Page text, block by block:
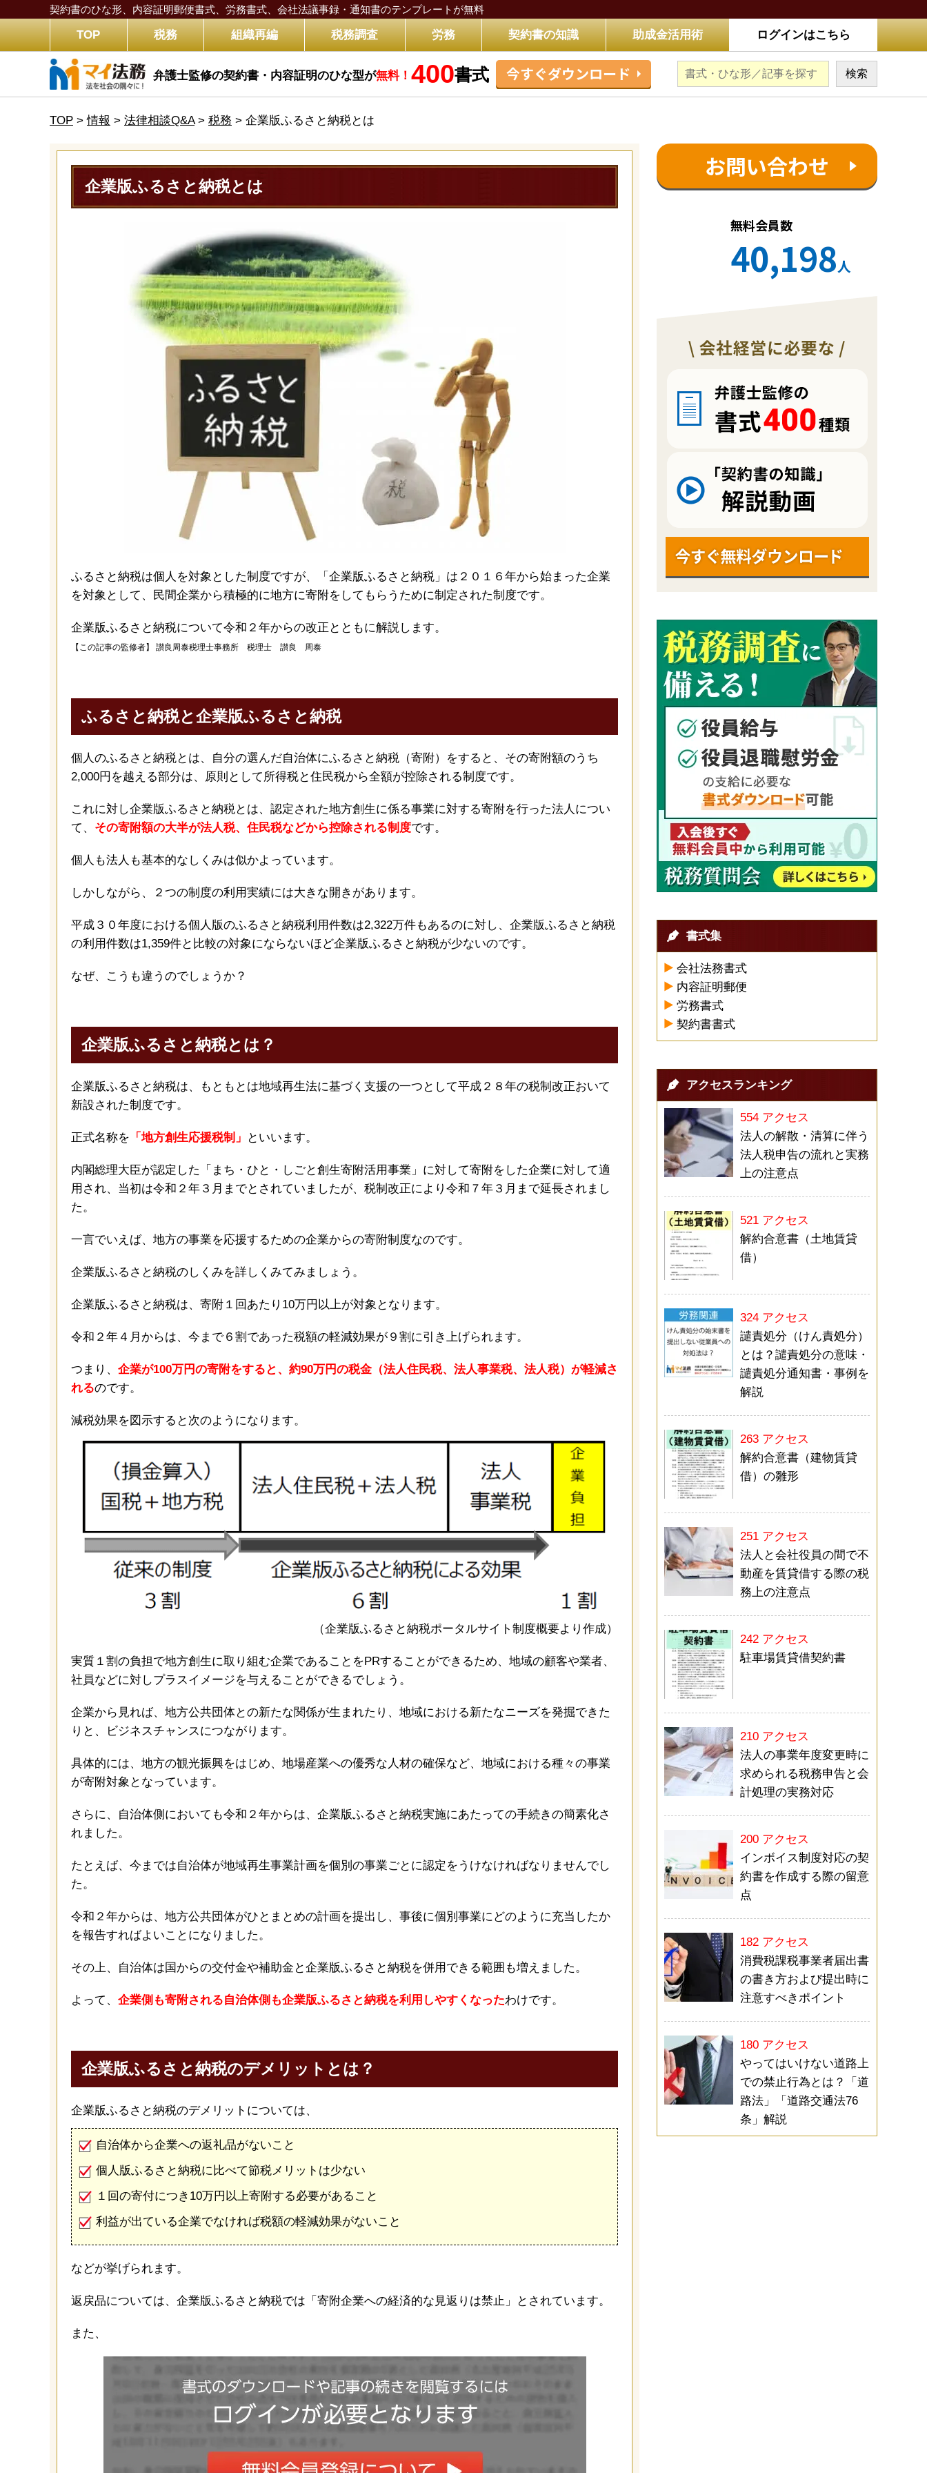
契約書のひな形、内容証明郵便書式、労務書式、 会社法議事録・通知書のテンプレートが無料
TOP 税務 組織再編 税務調査 労務 契約書の知識 助成金活用術 ログインはこちら
弁護士監修の契約書・内容証明のひな型が無料！ 400書式 今すぐダウンロード
TOP >情報 > 法律相談Q&A> 税務 > 企業版ふるさと納税とは
企業版ふるさと納税とは
ふるさと納税は個人を対象とした制度ですが、「企業版ふるさと納税」は２０１６年から始まった企業
を対象として、民間企業から積極的に地方に寄附をしてもらうために制定された制度です。
企業版ふるさと納税について令和２年からの改正とともに解説します。
【この記事の監修者】 讃良周泰税理士事務所 税理士 讃良 周泰
ふるさと納税と企業版ふるさと納税
個人のふるさと納税とは、自分の選んだ自治体にふるさと納税（寄附）をすると、その寄附額のうち
2,000円を越える部分は、原則として所得税と住民税から全額が控除される制度です。
これに対し企業版ふるさと納税とは、認定された地方創生に係る事業に対する寄附を行った法人につい
て、 その寄附額の大半が法人税、住民税などから控除される制度です。
個人も法人も基本的なしくみは似かよっています。
しかしながら、２つの制度の利用実績には大きな開きがあります。
平成３０年度における個人版のふるさと納税利用件数は2,322万件もあるのに対し、企業版ふるさと納税
の利用件数は1,359件と比較の対象にならないほど企業版ふるさと納税が少ないのです。
なぜ、こうも違うのでしょうか？
企業版ふるさと納税とは？
企業版ふるさと納税は、もともとは地域再生法に基づく支援の一つとして平成２８年の税制改正おいて
新設された制度です。
正式名称を 「地方創生応援税制」 といいます。
内閣総理大臣が認定した「まち・ひと・しごと創生寄附活用事業」に対して寄附をした企業に対して適
用され、当初は令和２年３月までとされていましたが、税制改正により令和７年３月まで延長されまし
た。
一言でいえば、地方の事業を応援するための企業からの寄附制度なのです。
企業版ふるさと納税のしくみを詳しくみてみましょう。
企業版ふるさと納税は、寄附１回あたり10万円以上が対象となります。
令和２年４月からは、今まで６割であった税額の軽減効果が９割に引き上げられます。
つまり、 企業が100万円の寄附をすると、約90万円の税金（法人住民税、法人事業税、法人税）が軽減さ
れるのです。
減税効果を図示すると次のようになります。
（企業版ふるさと納税ポータルサイト制度概要より作成）
実質１割の負担で地方創生に取り組む企業であることをPRすることができるため、地域の顧客や業者、
社員などに対しプラスイメージを与えることができるでしょう。
企業から見れば、地方公共団体との新たな関係が生まれたり、地域における新たなニーズを発掘できた
りと、ビジネスチャンスにつながります。
具体的には、地方の観光振興をはじめ、地場産業への優秀な人材の確保など、地域における種々の事業
が寄附対象となっています。
さらに、自治体側においても令和２年からは、企業版ふるさと納税実施にあたっての手続きの簡素化さ
れました。
たとえば、今までは自治体が地域再生事業計画を個別の事業ごとに認定をうけなければなりませんでし
た。
令和２年からは、地方公共団体がひとまとめの計画を提出し、事後に個別事業にどのように充当したか
を報告すればよいことになりました。
その上、自治体は国からの交付金や補助金と企業版ふるさと納税を併用できる範囲も増えました。
よって、 企業側も寄附される自治体側も企業版ふるさと納税を利用しやすくなったわけです。
企業版ふるさと納税のデメリットとは？
企業版ふるさと納税のデメリットについては、
自治体から企業への返礼品がないこと
個人版ふるさと納税に比べて節税メリットは少ない
１回の寄付につき10万円以上寄附する必要があること
利益が出ている企業でなければ税額の軽減効果がないこと
などが挙げられます。
返戻品については、企業版ふるさと納税では「寄附企業への経済的な見返りは禁止」とされています。
また、
お問い合わせ
無料会員数
40,198人
書式集
会社法務書式
内容証明郵便
労務書式
契約書書式
アクセスランキング
554 アクセス
法人の解散・清算に伴う
法人税申告の流れと実務
上の注意点
521 アクセス
解約合意書（土地賃貸
借）
324 アクセス
譴責処分（けん責処分）
とは？譴責処分の意味・
譴責処分通知書・事例を
解説
263 アクセス
解約合意書（建物賃貸
借）の雛形
251 アクセス
法人と会社役員の間で不
動産を賃貸借する際の税
務上の注意点
242 アクセス
駐車場賃貸借契約書
210 アクセス
法人の事業年度変更時に
求められる税務申告と会
計処理の実務対応
200 アクセス
インボイス制度対応の契
約書を作成する際の留意
点
182 アクセス
消費税課税事業者届出書
の書き方および提出時に
注意すべきポイント
180 アクセス
やってはいけない道路上
での禁止行為とは？「道
路法」「道路交通法76
条」解説